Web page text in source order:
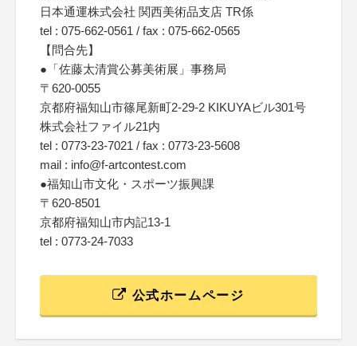
日本通運株式会社 関西美術品支店 TR係
tel : 075-662-0561 / fax : 075-662-0565
【問合先】
●「佐藤太清賞公募美術展」事務局
〒620-0055
京都府福知山市篠尾新町2-29-2 KIKUYAビル301号
株式会社ファイル21内
tel : 0773-23-7021 / fax : 0773-23-5608
mail : info@f-artcontest.com
●福知山市文化・スポーツ振興課
〒620-8501
京都府福知山市内記13-1
tel : 0773-24-7033
公式ホームページ